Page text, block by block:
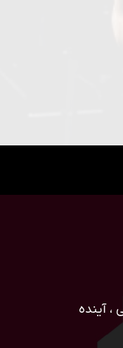
، آینده